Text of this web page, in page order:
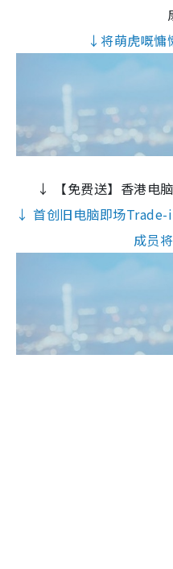
↓将萌虎嘅慵
↓ 【免费送】香港电
↓ 首创旧电脑即场
成员